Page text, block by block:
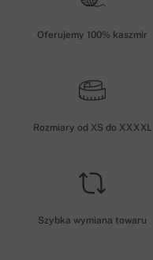
Oferujemy 100% kaszmir
Rozmiary od XS do XXXXL
Szybka wymiana towaru